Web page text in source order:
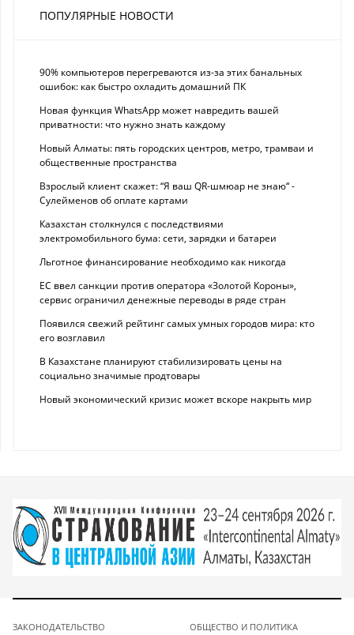
ПОПУЛЯРНЫЕ НОВОСТИ
90% компьютеров перегреваются из-за этих банальных
ошибок: как быстро охладить домашний ПК
Новая функция WhatsApp может навредить вашей
приватности: что нужно знать каждому
Новый Алматы: пять городских центров, метро, трамваи и
общественные пространства
Взрослый клиент скажет: “Я ваш QR-шмюар не знаю“ -
Сулейменов об оплате картами
Казахстан столкнулся с последствиями
электромобильного бума: сети, зарядки и батареи
Льготное финансирование необходимо как никогда
ЕС ввел санкции против оператора «Золотой Короны»,
сервис ограничил денежные переводы в ряде стран
Появился свежий рейтинг самых умных городов мира: кто
его возглавил
В Казахстане планируют стабилизировать цены на
социально значимые продтовары
Новый экономический кризис может вскоре накрыть мир
ЗАКОНОДАТЕЛЬСТВО
ОБЩЕСТВО И ПОЛИТИКА